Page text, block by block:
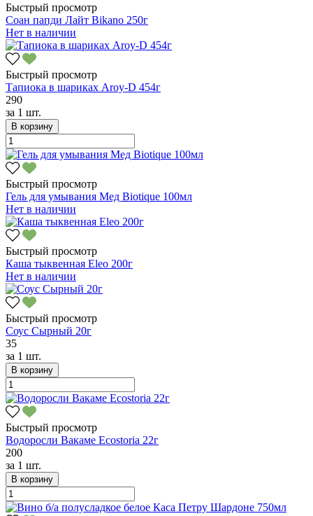
Быстрый просмотр
Соан папди Лайт Bikano 250г
Нет в наличии
Быстрый просмотр
Тапиока в шариках Aroy-D 454г
290
за 1 шт.
В корзину
Быстрый просмотр
Гель для умывания Мед Biotique 100мл
Нет в наличии
Быстрый просмотр
Каша тыквенная Eleo 200г
Нет в наличии
Быстрый просмотр
Соус Сырный 20г
35
за 1 шт.
В корзину
Быстрый просмотр
Водоросли Вакаме Ecostoria 22г
200
за 1 шт.
В корзину